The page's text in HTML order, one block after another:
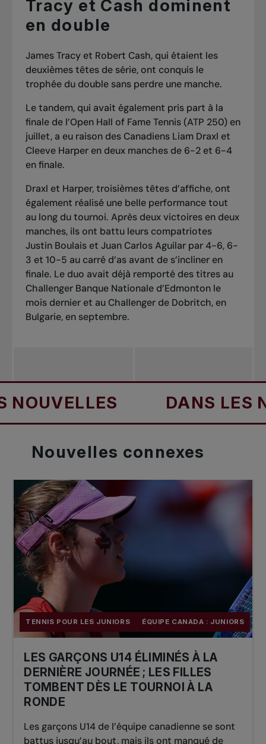
Tracy et Cash dominent
en double
James Tracy et Robert Cash, qui étaient les
deuxièmes têtes de série, ont conquis le
trophée du double sans perdre une manche.
Le tandem, qui avait également pris part à la
finale de l’Open Hall of Fame Tennis (ATP 250) en
juillet, a eu raison des Canadiens Liam Draxl et
Cleeve Harper en deux manches de 6-2 et 6-4
en finale.
Draxl et Harper, troisièmes têtes d’affiche, ont
également réalisé une belle performance tout
au long du tournoi. Après deux victoires en deux
manches, ils ont battu leurs compatriotes
Justin Boulais et Juan Carlos Aguilar par 4-6, 6-
3 et 10-5 au carré d’as avant de s’incliner en
finale. Le duo avait déjà remporté des titres au
Challenger Banque Nationale d’Edmonton le
mois dernier et au Challenger de Dobritch, en
Bulgarie, en septembre.
DANS LES
Nouvelles connexes
TENNIS POUR LES JUNIORS ÉQUIPE CANADA : JUNIORS
LES GARÇONS U14 ÉLIMINÉS À LA
DERNIÈRE JOURNÉE ; LES FILLES
TOMBENT DÈS LE TOURNOI À LA
RONDE
Les garçons U14 de l’équipe canadienne se sont
battus jusqu’au bout, mais ils ont manqué de